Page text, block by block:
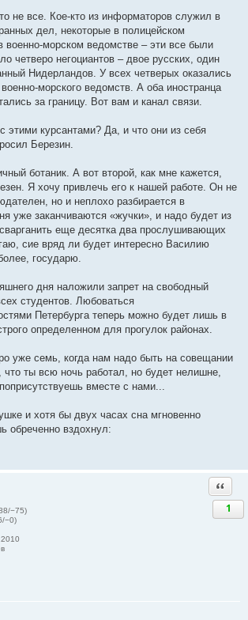
не все. Кое-кто из информаторов служил в
дел, некоторые в полицейском
военно-морском ведомстве – эти все были
четверо негоциантов – двое русских, один
Нидерландов. У всех четверых оказались
морского ведомств. А оба иностранца
за границу. Вот вам и канал связи.
этими курсантами? Да, и что они из себя
Березин.
ботаник. А вот второй, как мне кажется,
Я хочу привлечь его к нашей работе. Он не
но и неплохо разбирается в
уже заканчиваются «жучки», и надо будет из
еще десятка два прослушивающих
сие вряд ли будет интересно Василию
государю.
дня наложили запрет на свободный
студентов. Любоваться
Петербурга теперь можно будет лишь в
определенном для прогулок районах.
уже семь, когда нам надо быть на совещании
ты всю ночь работал, но будет нелишне,
вместе с нами...
и хотя бы двух часах сна мгновенно
обреченно вздохнул:
−75)
−0)
сообщение
1